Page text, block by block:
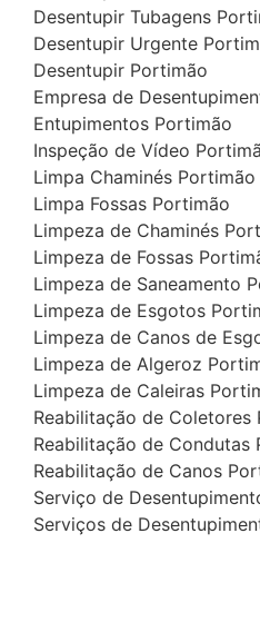
Desentupir Tubagens
Desentupir Urgente
Desentupir Portimão
Empresa de
Entupimentos Portimão
Inspeção de Vídeo
Limpa Chaminés Portimão
Limpa Fossas Portimão
Limpeza de Chaminés
Limpeza de Fossas
Limpeza de Saneamento
Limpeza de Esgotos
Limpeza de Canos de
Limpeza de Algeroz
Limpeza de Caleiras
Reabilitação de Coletores
Reabilitação de Condutas
Reabilitação de Canos
Serviço de
Serviços de